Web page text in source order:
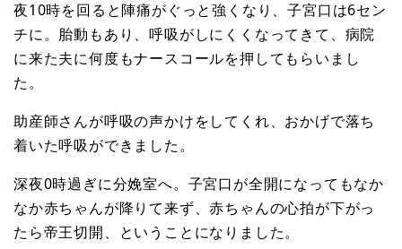
夜10時を回ると陣痛がぐっと強くなり、子宮口は6セン
チに。胎動もあり、呼吸がしにくくなってきて、病院
に来た夫に何度もナースコールを押してもらいまし
た。
助産師さんが呼吸の声かけをしてくれ、おかげで落ち
着いた呼吸ができました。
深夜0時過ぎに分娩室へ。子宮口が全開になってもなか
なか赤ちゃんが降りて来ず、赤ちゃんの心拍が下がっ
たら帝王切開、ということになりました。